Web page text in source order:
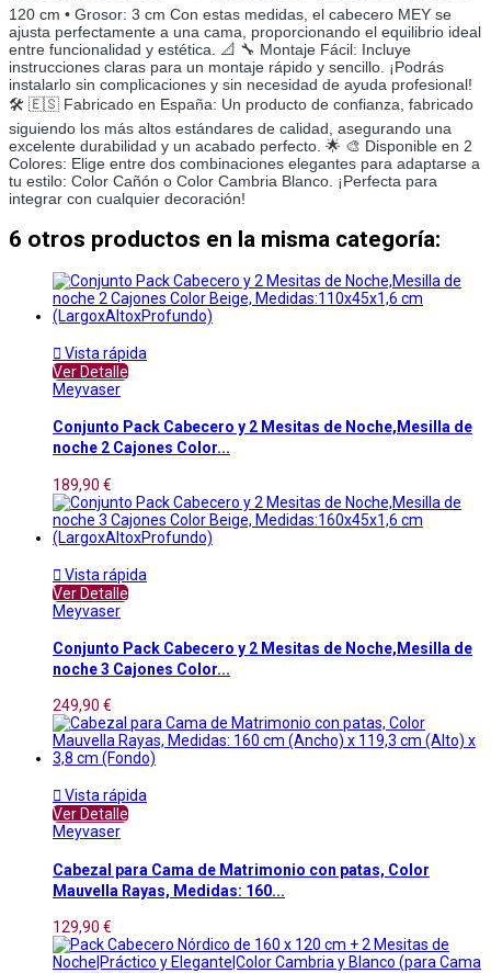
120 cm • Grosor: 3 cm Con estas medidas, el cabecero MEY se
ajusta perfectamente a una cama, proporcionando el equilibrio ideal
entre funcionalidad y estética. 📐 🔧 Montaje Fácil: Incluye
instrucciones claras para un montaje rápido y sencillo. ¡Podrás
instalarlo sin complicaciones y sin necesidad de ayuda profesional!
🛠️ 🇪🇸 Fabricado en España: Un producto de confianza, fabricado
siguiendo los más altos estándares de calidad, asegurando una
excelente durabilidad y un acabado perfecto. 🌟 🎨 Disponible en 2
Colores: Elige entre dos combinaciones elegantes para adaptarse a
tu estilo: Color Cañón o Color Cambria Blanco. ¡Perfecta para
integrar con cualquier decoración!
6 otros productos en la misma categoría:
 Vista rápida
Ver Detalle
Meyvaser
Conjunto Pack Cabecero y 2 Mesitas de Noche,Mesilla de
noche 2 Cajones Color...
189,90 €
 Vista rápida
Ver Detalle
Meyvaser
Conjunto Pack Cabecero y 2 Mesitas de Noche,Mesilla de
noche 3 Cajones Color...
249,90 €
 Vista rápida
Ver Detalle
Meyvaser
Cabezal para Cama de Matrimonio con patas, Color
Mauvella Rayas, Medidas: 160...
129,90 €